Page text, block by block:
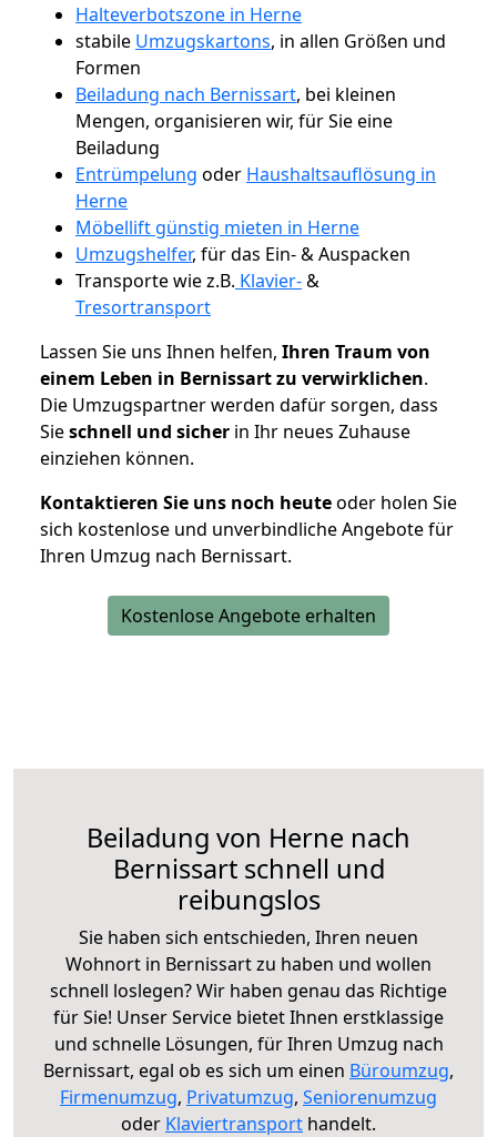
Halteverbotszone in Herne
stabile Umzugskartons, in allen Größen und
Formen
Beiladung nach Bernissart, bei kleinen
Mengen, organisieren wir, für Sie eine
Beiladung
Entrümpelung oder Haushaltsauflösung in
Herne
Möbellift günstig mieten in Herne
Umzugshelfer, für das Ein- & Auspacken
Transporte wie z.B. Klavier-&
Tresortransport
Lassen Sie uns Ihnen helfen, Ihren Traum von
einem Leben in Bernissart zu verwirklichen.
Die Umzugspartner werden dafür sorgen, dass
Sieschnell und sicher in Ihr neues Zuhause
einziehen können.
Kontaktieren Sie uns noch heuteoder holen Sie
sich kostenlose und unverbindliche Angebote für
Ihren Umzug nach Bernissart.
Kostenlose Angebote erhalten
Beiladung von Herne nach
Bernissart schnell und
reibungslos
Sie haben sich entschieden, Ihren neuen
Wohnort in Bernissart zu haben und wollen
schnell loslegen? Wir haben genau das Richtige
für Sie! Unser Service bietet Ihnen erstklassige
und schnelle Lösungen, für Ihren Umzug nach
Bernissart, egal ob es sich um einen Büroumzug,
Firmenumzug, Privatumzug, Seniorenumzug
oder Klaviertransport handelt.